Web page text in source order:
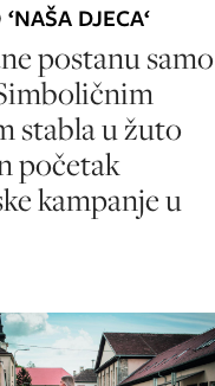
DJECA‘
postanu samo
stabla u žuto
početak
kampanje u